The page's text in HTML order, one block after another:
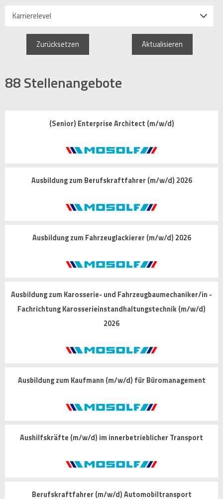
Karrierelevel
Zurücksetzen Aktualisieren
88Stellenangebote
(Senior) Enterprise Architect (m/w/d)
Ausbildung zum Berufskraftfahrer (m/w/d) 2026
Ausbildung zum Fahrzeuglackierer (m/w/d) 2026
Ausbildung zum Karosserie- und Fahrzeugbaumechaniker/in -
Fachrichtung Karosserieinstandhaltungstechnik (m/w/d)
2026
Ausbildung zum Kaufmann (m/w/d) für Büromanagement
Aushilfskräfte (m/w/d) im innerbetrieblicher Transport
Berufskraftfahrer (m/w/d) Automobiltransport